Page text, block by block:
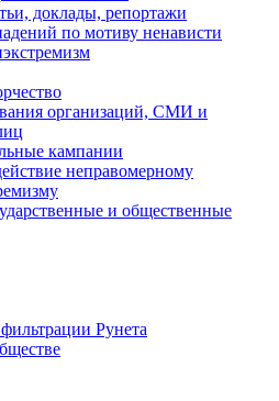
доклады, репортажи
по мотиву ненависти
организаций, СМИ и
кампании
неправомерному
и общественные
Рунета